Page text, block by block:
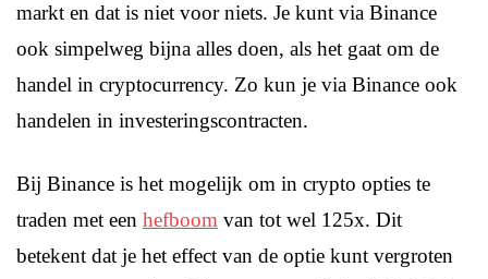
markt en dat is niet voor niets. Je kunt via Binance
ook simpelweg bijna alles doen, als het gaat om de
handel in cryptocurrency. Zo kun je via Binance ook
handelen in investeringscontracten.
Bij Binance is het mogelijk om in crypto opties te
traden met een hefboom van tot wel 125x. Dit
betekent dat je het effect van de optie kunt vergroten